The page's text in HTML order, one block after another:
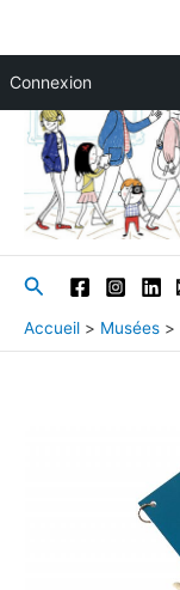
Connexion
contenu
Rechercher
Accueil Musées